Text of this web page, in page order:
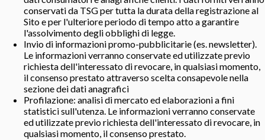
conservati da TSG per tutta la durata della registrazione al
Sito e per l'ulteriore periodo di tempo atto a garantire
l'assolvimento degli obblighi di legge.
Invio di informazioni promo-pubblicitarie (es. newsletter).
Le informazioni verranno conservate ed utilizzate previo
richiesta dell'interessato di revocare, in qualsiasi momento,
il consenso prestato attraverso scelta consapevole nella
sezione dei dati anagrafici
Profilazione: analisi di mercato ed elaborazioni a fini
statistici sull'utenza. Le informazioni verranno conservate
ed utilizzate previo richiesta dell'interessato di revocare, in
qualsiasi momento, il consenso prestato.